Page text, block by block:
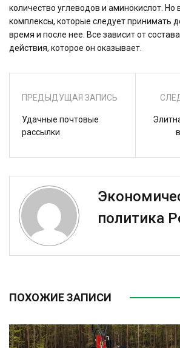
количество углеводов и аминокислот. Но
комплексы, которые следует принимать
время и после нее. Все зависит от
действия, которое он оказывает.
ПРЕДЫДУЩАЯ ЗАПИСЬ
Удачные почтовые
рассылки
политика
ПОХОЖИЕ ЗАПИСИ